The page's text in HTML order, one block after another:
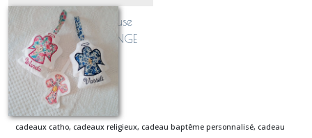
Suspension religieuse
personnalisable ANGE
À partir de 19
cadeaux catho, cadeaux religieux, cadeau baptême personnalisé, cadeau